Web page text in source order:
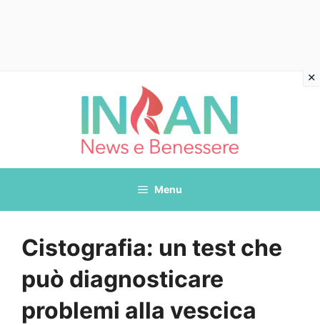
Menu
Cistografia: un test che
può diagnosticare
problemi alla vescica